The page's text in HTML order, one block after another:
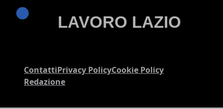
ContattiPrivacy PolicyCookie Policy
Redazione